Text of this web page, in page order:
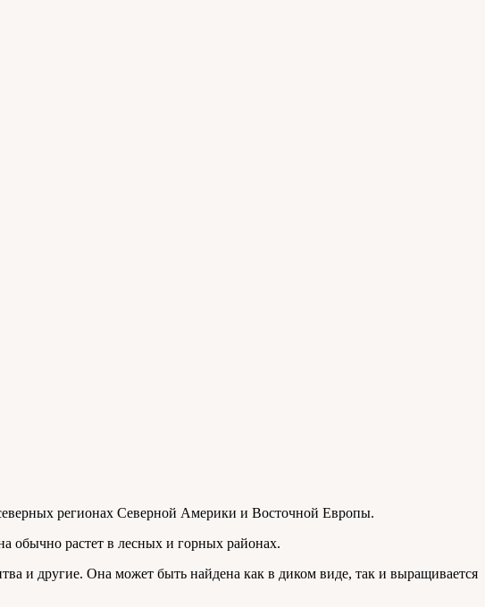
регионах Северной Америки и Восточной Европы.
обычно растет в лесных и горных районах.
и другие. Она может быть найдена как в диком виде, так и выращивается